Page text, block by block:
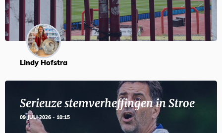
Lindy Hofstra
Serieuze stemverheffingen in Stroe
09 JULI 2026 - 10:15